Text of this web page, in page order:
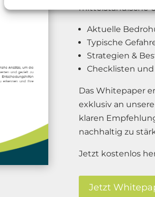
mittelständische
Aktuelle
Typische
Strategien &
Checklisten
Das Whitepaper
exklusiv an
klaren
nachhaltig zu
Jetzt kostenlos
Jetzt